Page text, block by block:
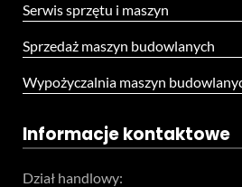
Serwis sprzętu i maszyn
Sprzedaż maszyn budowlanych
Wypożyczalnia maszyn
Informacje kontaktowe
Dział handlowy: